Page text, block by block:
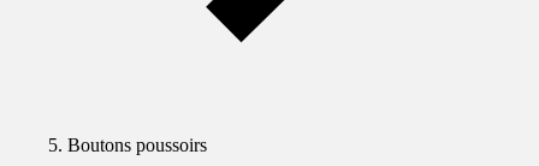
Boutons poussoirs